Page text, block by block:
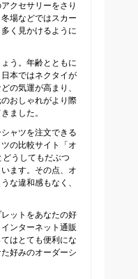
クセサリーをさり
場などではスカー
く見かけるように
う。年齢とともに
本ではネクタイが
の気運が高まり、
おしゃれがより際
ました。
ャツを注文できる
の比較サイト「オ
うしてもだぶつ
ます。その点、オ
な違和感もなく、
ットをあなたの好
ンターネット通販
はとても便利にな
好みのオーダーシ